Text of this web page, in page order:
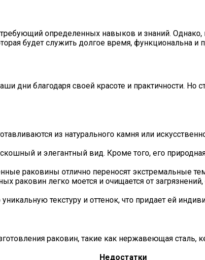
определенных навыков и знаний.
будет служить долгое время, функциональна и
дни благодаря своей красоте и практичности. Но
из натурального камня или
и элегантный вид. Кроме того, его
раковины отлично переносят экстремальные
раковин легко моется и очищается от
текстуру и оттенок, что придает ей
раковин, такие как нержавеющая сталь,
Недостатки